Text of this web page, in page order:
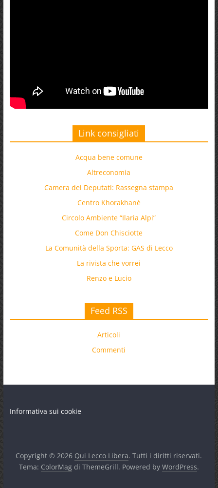
Link consigliati
Acqua bene comune
Altreconomia
Camera dei Deputati: Rassegna stampa
Centro Khorakhanè
Circolo Ambiente “Ilaria Alpi”
Come Don Chisciotte
La Comunità della Sporta: GAS di Lecco
La rivista che vorrei
Renzo e Lucio
Feed RSS
Articoli
Commenti
Informativa sui cookie
Copyright © 2026 Qui Lecco Libera. Tutti i diritti riservati.
Tema: ColorMagdi ThemeGrill. Powered by WordPress.